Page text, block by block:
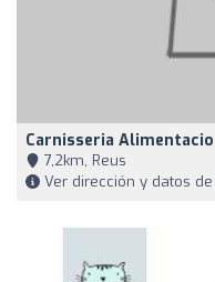
Carnisseria Alimentacio
7,2km, Reus
Ver dirección y datos